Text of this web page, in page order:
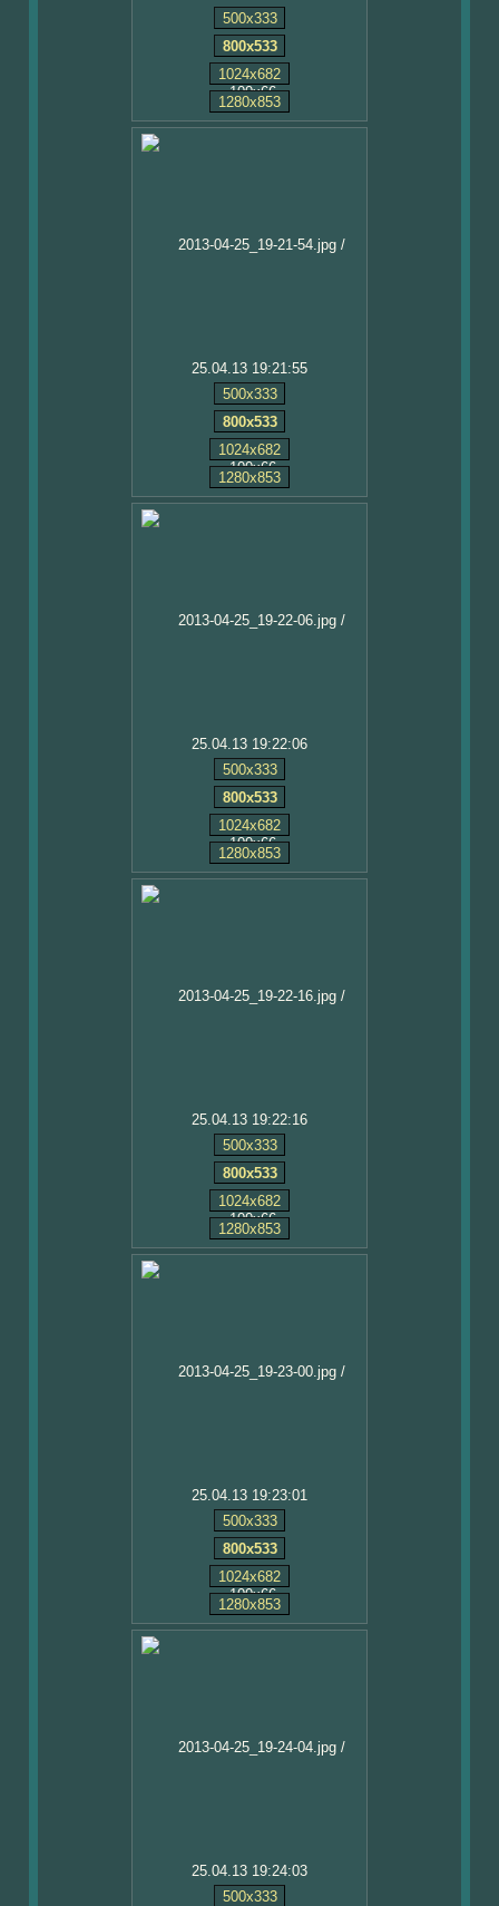
500x333
800x533
1024x682
1280x853
25.04.13 19:21:55
500x333
800x533
1024x682
1280x853
25.04.13 19:22:06
500x333
800x533
1024x682
1280x853
25.04.13 19:22:16
500x333
800x533
1024x682
1280x853
25.04.13 19:23:01
500x333
800x533
1024x682
1280x853
25.04.13 19:24:03
500x333